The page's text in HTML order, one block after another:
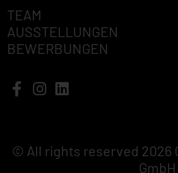
TEAM
AUSSTELLUNGEN
BEWERBUNGEN
© All rights reserved 2026
GmbH